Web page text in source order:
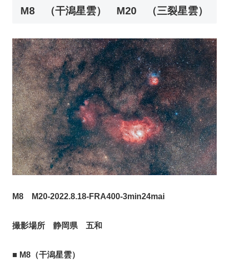
M8 （干潟星雲） M20 （三裂星雲）
M8 M20-2022.8.18-FRA400-3min24mai
撮影場所 静岡県 五和
■ M8（干潟星雲）